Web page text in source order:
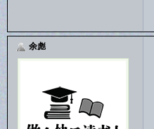
余彪